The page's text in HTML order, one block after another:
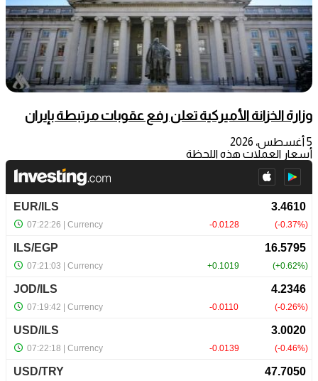
وزارة الخزانة الأميركية تعلن رفع عقوبات مرتبطة بإيران
5 أغسطس، 2026
أسعار العملات هذه اللحظة